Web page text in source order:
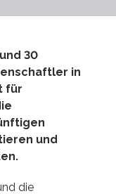
30
in
für
und
die